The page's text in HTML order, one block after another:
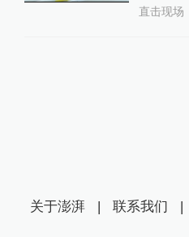
直击现场
关于澎湃 | 联系我们 |